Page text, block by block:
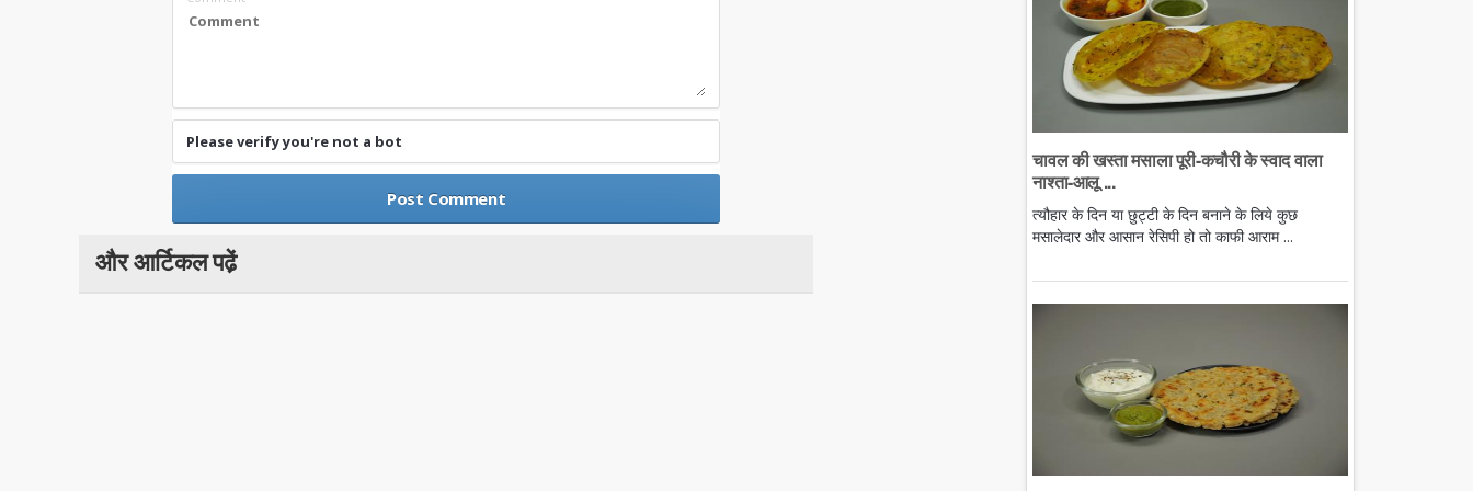
Please verify you're not a bot
और आर्टिकल पढे़ं
चावल की खस्ता मसाला पूरी-कचौरी के स्वाद वाला
नाश्ता-आलू ...
त्यौहार के दिन या छुट्टी के दिन बनाने के लिये कुछ
मसालेदार और आसान रेसिपी हो तो काफी आराम ...